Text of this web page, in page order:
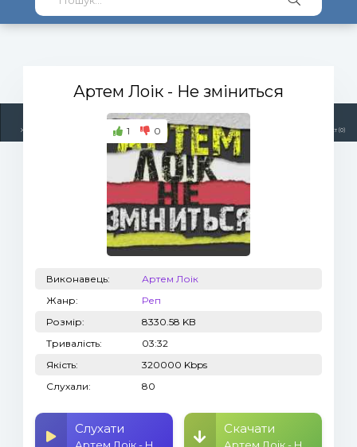
Жанри Топ 100 Тренди Плейлист (0)
Артем Лоік - Не зміниться
1 0
Виконавець:
Артем Лоік
Жанр:
Реп
Розмір:
8330.58 KB
Тривалість:
03:32
Якість:
320000 Kbps
Слухали:
80
Слухати Скачати